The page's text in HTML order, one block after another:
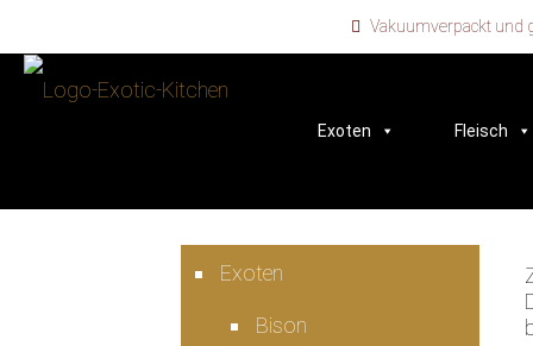
Vakuumverpackt
Exoten Fleisch
Exoten
Bison